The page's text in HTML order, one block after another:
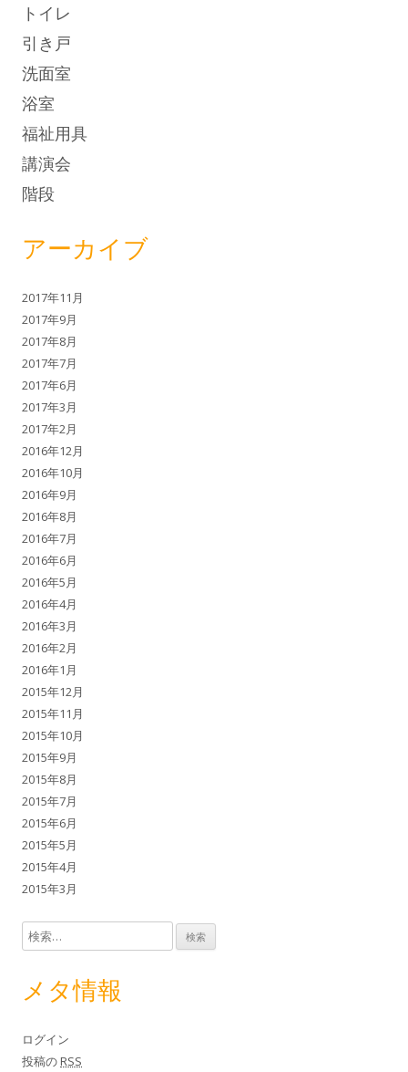
トイレ
引き戸
洗面室
浴室
福祉用具
講演会
階段
アーカイブ
2017年11月
2017年9月
2017年8月
2017年7月
2017年6月
2017年3月
2017年2月
2016年12月
2016年10月
2016年9月
2016年8月
2016年7月
2016年6月
2016年5月
2016年4月
2016年3月
2016年2月
2016年1月
2015年12月
2015年11月
2015年10月
2015年9月
2015年8月
2015年7月
2015年6月
2015年5月
2015年4月
2015年3月
検索:
メタ情報
ログイン
投稿のRSS